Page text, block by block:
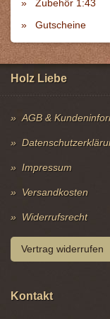
Zubehör 1:43
Gutscheine
Holz Liebe
AGB &
Impressum
Versandkosten
Widerrufsrecht
Vertrag widerrufen
Kontakt